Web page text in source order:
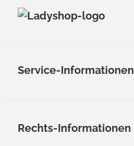
Service-Informationen
Rechts-Informationen